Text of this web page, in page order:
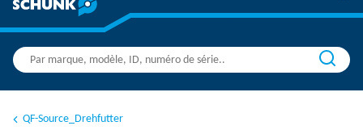
QF-Source_Drehfutter